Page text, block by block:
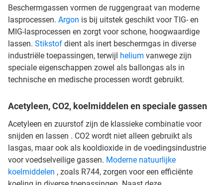
Beschermgassen vormen de ruggengraat van moderne
lasprocessen. Argon is bij uitstek geschikt voor TIG- en
MIG-lasprocessen en zorgt voor schone, hoogwaardige
lassen. Stikstof dient als inert beschermgas in diverse
industriële toepassingen, terwijl helium vanwege zijn
speciale eigenschappen zowel als ballongas als in
technische en medische processen wordt gebruikt.
Acetyleen, CO2, koelmiddelen en speciale gassen
Acetyleen en zuurstof zijn de klassieke combinatie voor
snijden en lassen . CO2 wordt niet alleen gebruikt als
lasgas, maar ook als kooldioxide in de voedingsindustrie
voor voedselveilige gassen. Moderne natuurlijke
koelmiddelen , zoals R744, zorgen voor een efficiënte